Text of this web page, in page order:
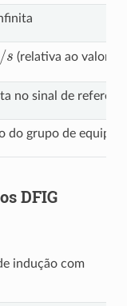
/s (relativa ao valor
no sinal de
do grupo de
DFIG
indução com